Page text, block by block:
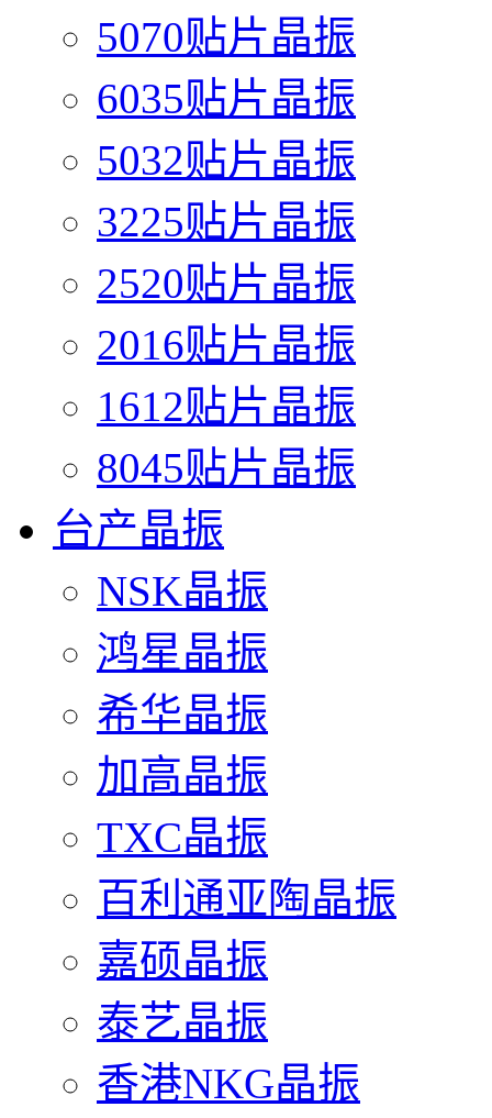
5070贴片晶振
6035贴片晶振
5032贴片晶振
3225贴片晶振
2520贴片晶振
2016贴片晶振
1612贴片晶振
8045贴片晶振
台产晶振
NSK晶振
鸿星晶振
希华晶振
加高晶振
TXC晶振
百利通亚陶晶振
嘉硕晶振
泰艺晶振
香港NKG晶振